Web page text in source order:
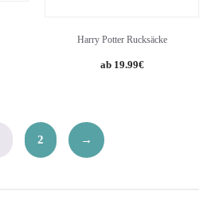
Harry Potter Rucksäcke
19.99€
2 →